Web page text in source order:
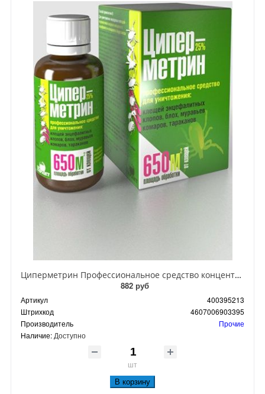
Циперметрин Профессиональное средство концентрат эмульсии 25% для уничтожения тараканов, мух,комаров, блох, клопов, муравьев, ос 50 мл
882 руб
Артикул
400395213
Штрихкод
4607006903395
Производитель
Прочие
Наличие: Доступно
шт
В корзину